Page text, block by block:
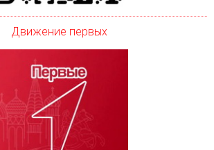
Движение первых